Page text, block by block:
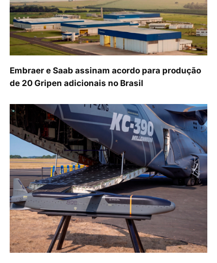
Embraer e Saab assinam acordo para produção
de 20 Gripen adicionais no Brasil